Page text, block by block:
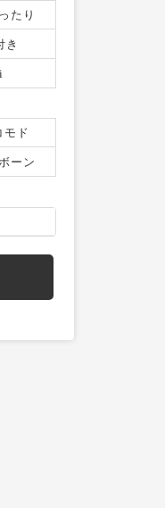
たり
き
モド
ーン